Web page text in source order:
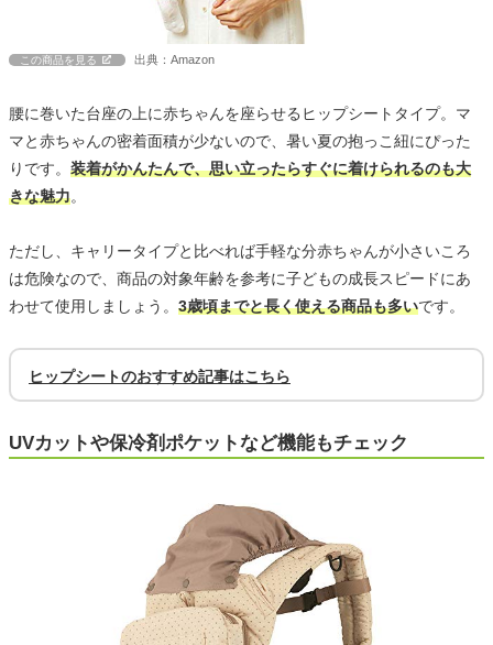
この商品を見る 出典：Amazon
腰に巻いた台座の上に赤ちゃんを座らせるヒップシートタイプ。マ
マと赤ちゃんの密着面積が少ないので、暑い夏の抱っこ紐にぴった
りです。 装着がかんたんで、思い立ったらすぐに着けられるのも大
きな魅力。
ただし、キャリータイプと比べれば手軽な分赤ちゃんが小さいころ
は危険なので、商品の対象年齢を参考に子どもの成長スピードにあ
わせて使用しましょう。 3歳頃までと長く使える商品も多いです。
ヒップシートのおすすめ記事はこちら
UVカットや保冷剤ポケットなど機能もチェック